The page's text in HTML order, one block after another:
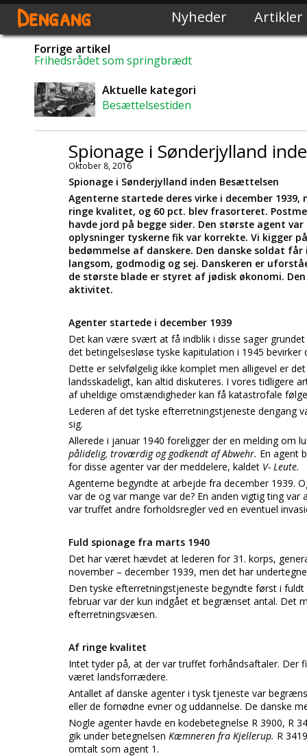
Dengang Nyheder Artikler
Forrige artikel
Frihedsrådet som springbrædt
Aktuelle kategori
Besættelsestiden
Spionage i Sønderjylland
Oktober 8, 2016
Spionage i Sønderjylland inden Besættelsen
Agenterne startede deres virke i december
ringe kvalitet, og 60 pct. blev frasorteret.
havde jord på begge sider. Den største agent
oplysninger tyskerne fik var korrekte. Vi kigger
bedømmelse af danskere. Den danske soldat
langsom, godmodig og sej. Danskeren er
de største blade er styret af jødisk økonomi.
aktivitet.
Agenter startede i december 1939
Det kan være svært at få indblik i disse sager
det betingelsesløse tyske kapitulation i 1945
Dette er selvfølgelig ikke komplet men alligevel er
landsskadeligt, kan altid diskuteres. I vores tidligere
af uheldige omstændigheder kan få katastrofale
Lederen af det tyske efterretningstjeneste dengang
sig.
Allerede i januar 1940 foreligger der en melding om
pålidelig, troværdig og godkendt af Abwehr. En agent
for disse agenter var der meddelere, kaldet V- Leute.
Agenterne begyndte at arbejde fra december 1939.
var de og var mange var de? En anden vigtig ting
var truffet andre forholdsregler ved en eventuel
Fuld spionage fra marts 1940
Det har været hævdet at lederen for 31. korps,
november – december 1939, men det har
Den tyske efterretningstjeneste begyndte først i
februar var der kun indgået et begrænset antal. Det
efterretningsvæsen.
Af ringe kvalitet
Intet tyder på, at der var truffet forhåndsaftaler. Der
været landsforrædere.
Antallet af danske agenter i tysk tjeneste var
eller de fornødne evner og uddannelse. De danske
Nogle agenter havde en kodebetegnelse R 3900, R
gik under betegnelsen Kæmneren fra Kjellerup. R
omtalt som agent 1.